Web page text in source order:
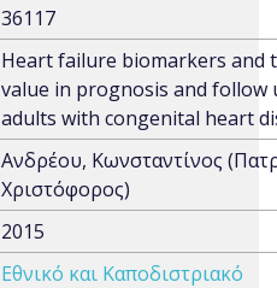
36117
Heart failure biomarkers and
value in prognosis and follow
adults with congenital heart
Ανδρέου, Κωνσταντίνος
Χριστόφορος)
2015
Εθνικό και Καποδιστριακό